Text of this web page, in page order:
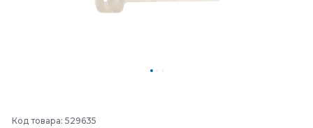
Код товара: 529635